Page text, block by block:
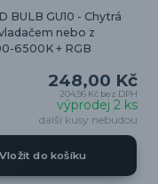
BULB GU10 - Chytrá
nebo z
6500K + RGB
248,00 Kč
204,96 Kč bez DPH
výprodej 2 ks
další kusy nebudou
Vložit do košíku